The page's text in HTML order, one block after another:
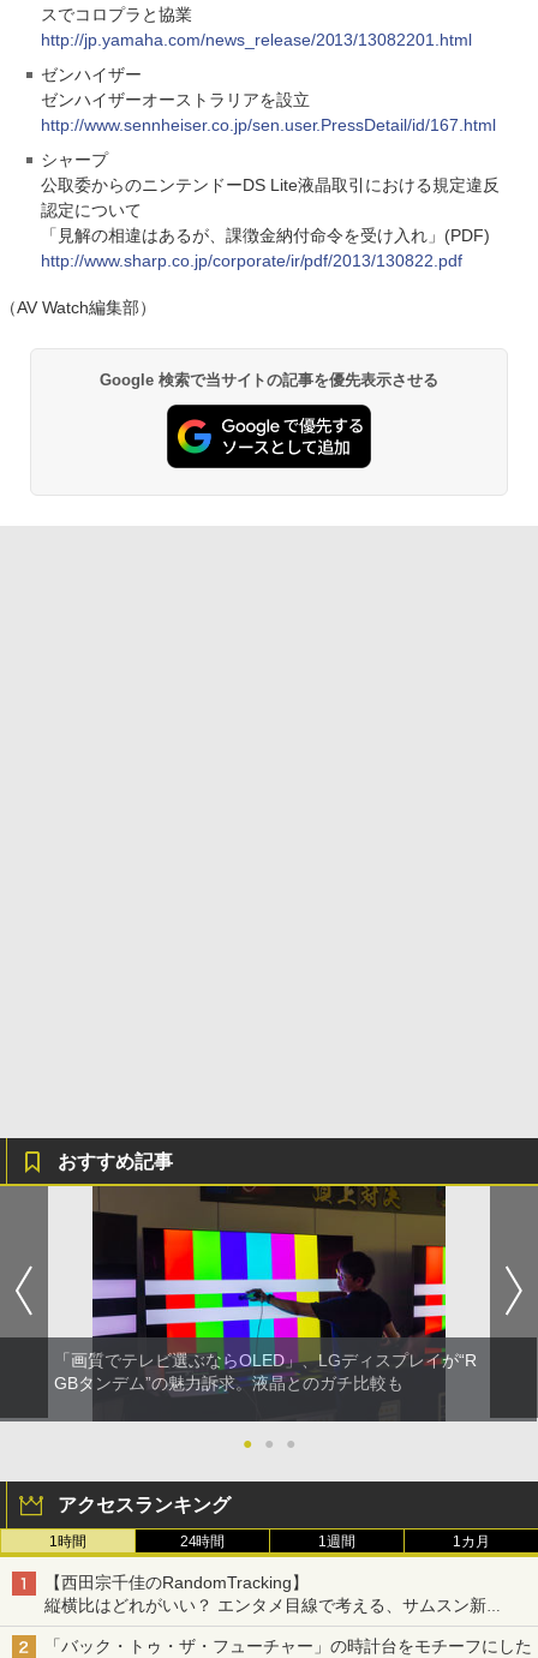
スでコロプラと協業
http://jp.yamaha.com/news_release/2013/13082201.html
ゼンハイザー
ゼンハイザーオーストラリアを設立
http://www.sennheiser.co.jp/sen.user.PressDetail/id/167.html
シャープ
公取委からのニンテンドーDS Lite液晶取引における規定違反
認定について
「見解の相違はあるが、課徴金納付命令を受け入れ」(PDF)
http://www.sharp.co.jp/corporate/ir/pdf/2013/130822.pdf
（AV Watch編集部）
Google 検索で当サイトの記事を優先表示させる
おすすめ記事
「画質でテレビ選ぶならOLED」、LGディスプレイが“R
GBタンデム”の魅力訴求。液晶とのガチ比較も
● ● ●
アクセスランキング
1時間 24時間 1週間 1カ月
【西田宗千佳のRandomTracking】
縦横比はどれがいい？ エンタメ目線で考える、サムスン新
「Galaxy Z Fold」
「バック・トゥ・ザ・フューチャー」の時計台をモチーフにした